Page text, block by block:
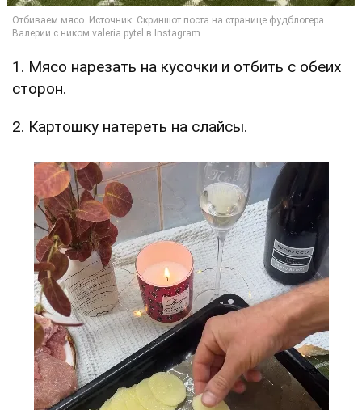
1. Мясо нарезать на кусочки и отбить с обеих
сторон.
2. Картошку натереть на слайсы.